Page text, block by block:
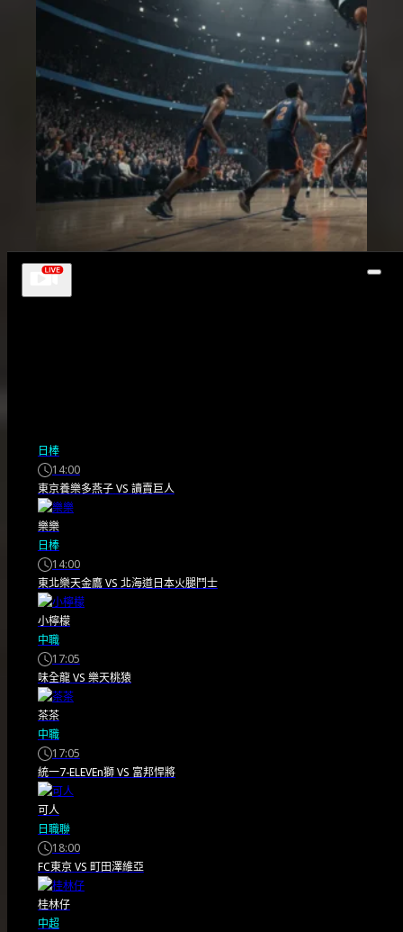
力排名出爐 30隊預測
排序揭曉
ESPN專家票選 2026-27球季
NBA戰力排名 根據
www.espn.com – NBA 報導，
ESPN 邀集內部…
日棒
14:00
東京養樂多燕子VS 讀賣巨人
樂樂
日棒
14:00
東北樂天金鷹VS 北海道日本火腿鬥士
小檸檬
中職
17:05
味全龍VS 樂天桃猿
茶茶
中職
17:05
統一7-ELEVEn獅VS 富邦悍將
可人
日職聯
18:00
FC東京VS 町田澤維亞
桂林仔
中超